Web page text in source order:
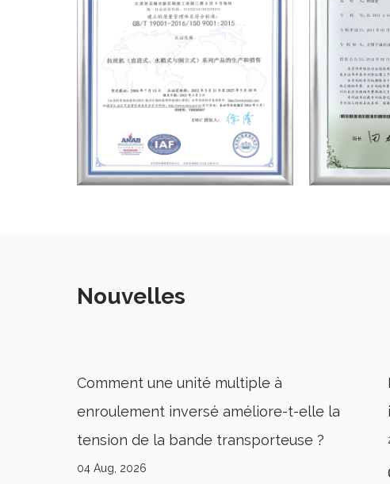
Nouvelles
Machines à tréfiler traditionnelles ou
inversées : quelle est la meilleure ?
22 Jul, 2026
Comprendre les bases de la machine à tréfiler Les